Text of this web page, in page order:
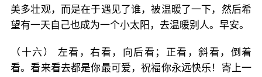
美多壮观，而是在于遇见了谁，被温暖了一下，然后希
望有一天自己也成为一个小太阳，去温暖别人。早安。
（十六） 左看，右看，向后看；正看，斜看，倒着
看。看来看去都是你最可爱，祝福你永远快乐！寄上一